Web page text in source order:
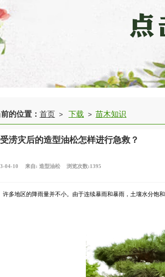
的位置： 首页 > 下载 > 苗木知识
涝灾后的造型油松怎样进行急救？
04-10 来自:造型油松 浏览次数:1395
许多地区的降雨量并不小。由于连续暴雨和暴雨，土壤水分饱